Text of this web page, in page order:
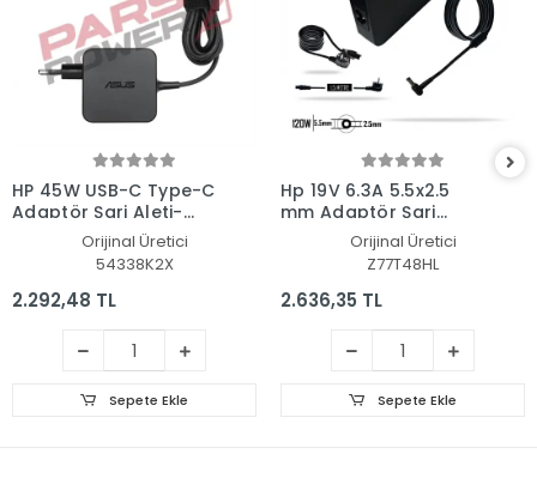
HP 45W USB-C Type-C
Adaptör Şarj Aleti-
Orijinal Üretici
54338K2X
2.292,48 TL
Sepete Ekle
Hp 19V 6.3A 5.5x2.5
mm Adaptör Şarj
Aleti-CihazıOrijinal Üretici
Z77T48HL
2.636,35 TL
Sepete Ekle